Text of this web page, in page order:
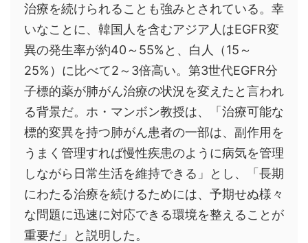
治療を続けられることも強みとされている。幸
いなことに、韓国人を含むアジア人はEGFR変
異の発生率が約40～55%と、白人（15～
25%）に比べて2～3倍高い。第3世代EGFR分
子標的薬が肺がん治療の状況を変えたと言われ
る背景だ。ホ・マンボン教授は、「治療可能な
標的変異を持つ肺がん患者の一部は、副作用を
うまく管理すれば慢性疾患のように病気を管理
しながら日常生活を維持できる」とし、「長期
にわたる治療を続けるためには、予期せぬ様々
な問題に迅速に対応できる環境を整えることが
重要だ」と説明した。